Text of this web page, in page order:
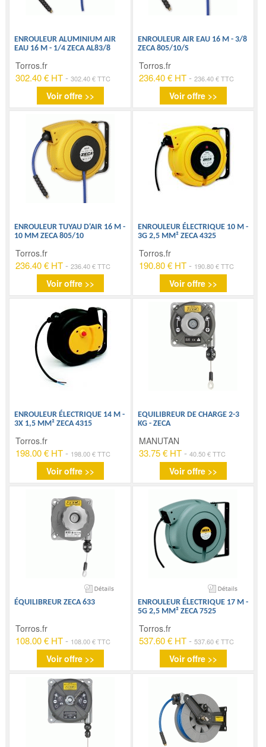
ENROULEUR ALUMINIUM AIR
EAU 16 M - 1/4 ZECA AL83/8
Torros.fr
302.40 € HT -302.40 € TTC
Voir offre >>
ENROULEUR AIR EAU 16 M - 3/8
ZECA 805/10/S
Torros.fr
236.40 € HT- 236.40 € TTC
Voir offre >>
ENROULEUR TUYAU D'AIR 16 M -
10 MM ZECA 805/10
Torros.fr
236.40 € HT -236.40 € TTC
Voir offre >>
ENROULEUR ÉLECTRIQUE 10 M -
3G 2,5 MM² ZECA 4325
Torros.fr
190.80 € HT- 190.80 € TTC
Voir offre >>
ENROULEUR ÉLECTRIQUE 14 M -
3X 1,5 MM² ZECA 4315
Torros.fr
198.00 € HT - 198.00 € TTC
Voir offre >>
EQUILIBREUR DE CHARGE 2-3
KG - ZECA
MANUTAN
33.75 € HT- 40.50 € TTC
Voir offre >>
ÉQUILIBREUR ZECA 633
Torros.fr
108.00 € HT - 108.00 € TTC
Voir offre >>
ENROULEUR ÉLECTRIQUE 17 M -
5G 2,5 MM² ZECA 7525
Torros.fr
537.60 € HT- 537.60 € TTC
Voir offre >>